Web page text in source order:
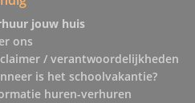
jouw huis
ons
/ verantwoordelijkheden
is het schoolvakantie?
huren-verhuren